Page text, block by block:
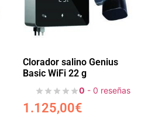
Clorador salino Genius
Basic WiFi 22 g
0 - 0 reseñas
1.125,00€